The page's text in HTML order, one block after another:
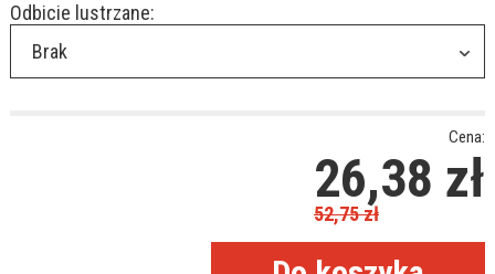
Odbicie lustrzane:
Brak
Cena:
26,38 zł
52,75zł